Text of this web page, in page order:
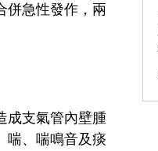
併急性發作，兩
成支氣管內壁腫
喘、喘鳴音及痰